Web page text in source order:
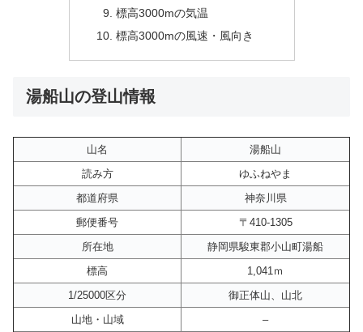
標高3000mの気温
標高3000mの風速・風向き
湯船山の登山情報
山名
湯船山
読み方
ゆふねやま
都道府県
神奈川県
郵便番号
〒410-1305
所在地
静岡県駿東郡小山町湯船
標高
1,041ｍ
1/25000区分
御正体山、山北
山地・山域
–